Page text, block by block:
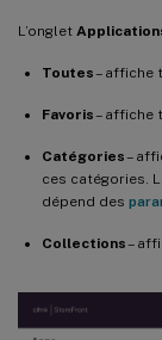
L’onglet
Toutes– affiche
Favoris– affiche
Catégories–
ces catégories.
dépend des
Collections–